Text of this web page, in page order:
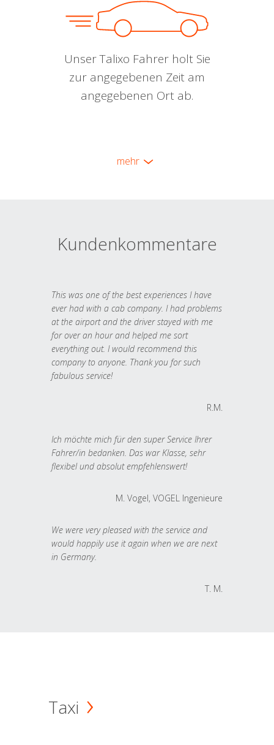
Unser Talixo Fahrer holt Sie
zur angegebenen Zeit am
angegebenen Ort ab.
mehr
Kundenkommentare
This was one of the best experiences I have
ever had with a cab company. I had problems
at the airport and the driver stayed with me
for over an hour and helped me sort
everything out. I would recommend this
company to anyone. Thank you for such
fabulous service!
R.M.
Ich möchte mich für den super Service Ihrer
Fahrer/in bedanken. Das war Klasse, sehr
flexibel und absolut empfehlenswert!
M. Vogel, VOGEL Ingenieure
We were very pleased with the service and
would happily use it again when we are next
in Germany.
T. M.
Taxi